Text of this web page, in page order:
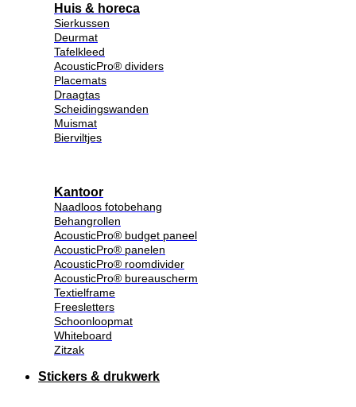
Huis & horeca
Sierkussen
Deurmat
Tafelkleed
AcousticPro® dividers
Placemats
Draagtas
Scheidingswanden
Muismat
Bierviltjes
Kantoor
Naadloos fotobehang
Behangrollen
AcousticPro® budget paneel
AcousticPro® panelen
AcousticPro® roomdivider
AcousticPro® bureauscherm
Textielframe
Freesletters
Schoonloopmat
Whiteboard
Zitzak
Stickers & drukwerk